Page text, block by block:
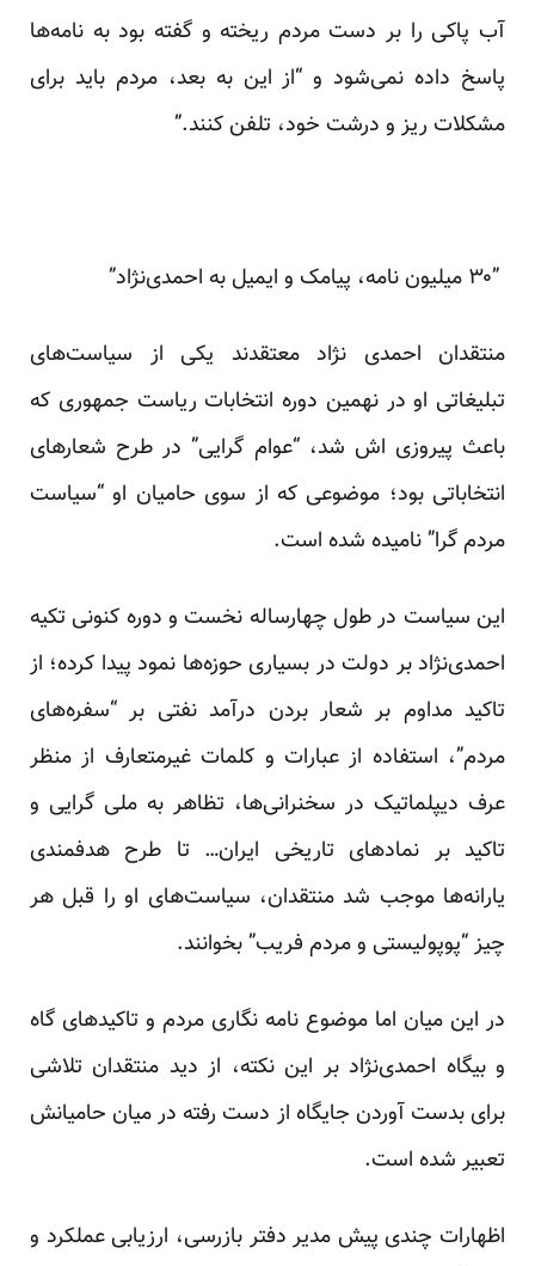
آب پاکی را بر دست مردم ریخته و گفته بود به نامه‌ها
پاسخ داده نمی‌شود و “از این به بعد، مردم باید برای
مشکلات ریز و درشت خود، تلفن کنند.”
”۳۰ میلیون نامه، پیامک و ایمیل به احمدی‌نژاد”
منتقدان احمدی نژاد معتقدند یکی از سیاست‌های
تبلیغاتی او در نهمین دوره انتخابات ریاست جمهوری که
باعث پیروزی اش شد، “عوام گرایی” در طرح شعارهای
انتخاباتی بود؛ موضوعی که از سوی حامیان او “سیاست
مردم گرا” نامیده شده است.
این سیاست در طول چهارساله نخست و دوره کنونی تکیه
احمدی‌نژاد بر دولت در بسیاری حوزه‌ها نمود پیدا کرده؛ از
تاکید مداوم بر شعار بردن درآمد نفتی بر “سفره‌های
مردم”، استفاده از عبارات و کلمات غیرمتعارف از منظر
عرف دیپلماتیک در سخنرانی‌ها، تظاهر به ملی گرایی و
تاکید بر نمادهای تاریخی ایران… تا طرح هدفمندی
یارانه‌ها موجب شد منتقدان، سیاست‌های او را قبل هر
چیز “پوپولیستی و مردم فریب” بخوانند.
در این میان اما موضوع نامه نگاری مردم و تاکید‌های ‌گاه
و بیگاه احمدی‌نژاد بر این نکته، از دید منتقدان تلاشی
برای بدست آوردن جایگاه از دست رفته در میان حامیانش
تعبیر شده است.
اظهارات چندی پیش مدیر دفتر بازرسی، ارزیابی عملکرد و